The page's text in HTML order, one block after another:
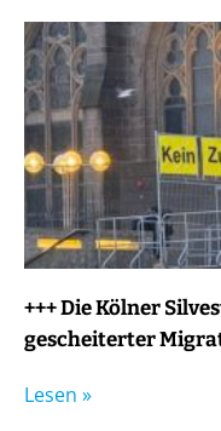
+++ Die Kölner
gescheiterter
Lesen »